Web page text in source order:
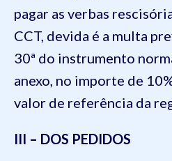
pagar as verbas
CCT, devida é a multa
30ª do instrumento
anexo, no importe de
valor de referência da
III – DOS PEDIDOS